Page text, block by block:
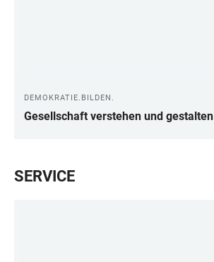
DEMOKRATIE.BILDEN.
Gesellschaft verstehen und gestalten
SERVICE